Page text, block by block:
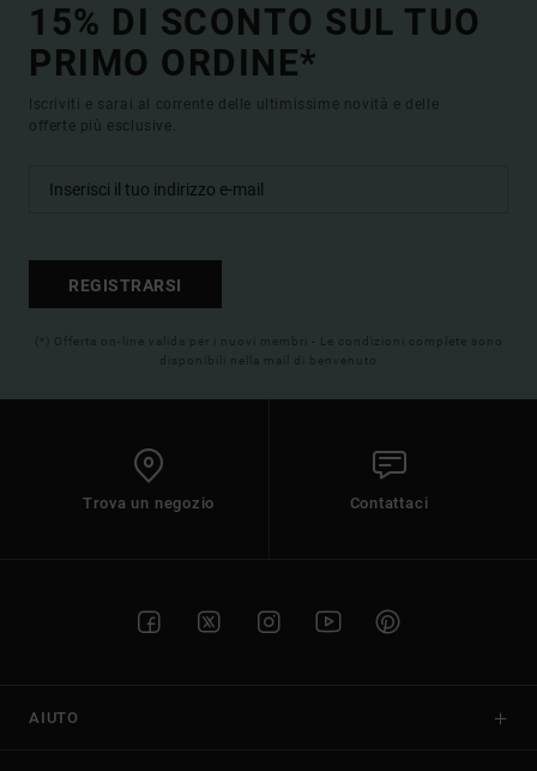
15% DI SCONTO SUL TUO
PRIMO ORDINE*
Iscriviti e sarai al corrente delle ultimissime novità e delle
offerte più esclusive.
REGISTRARSI
(*) Offerta on-line valida per i nuovi membri - Le condizioni complete sono
disponibili nella mail di benvenuto
Trova un negozio Contattaci
AIUTO